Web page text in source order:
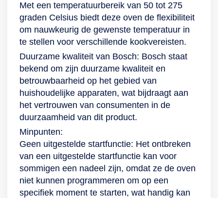
Met een temperatuurbereik van 50 tot 275
graden Celsius biedt deze oven de flexibiliteit
om nauwkeurig de gewenste temperatuur in
te stellen voor verschillende kookvereisten.
Duurzame kwaliteit van Bosch: Bosch staat
bekend om zijn duurzame kwaliteit en
betrouwbaarheid op het gebied van
huishoudelijke apparaten, wat bijdraagt aan
het vertrouwen van consumenten in de
duurzaamheid van dit product.
Minpunten:
Geen uitgestelde startfunctie: Het ontbreken
van een uitgestelde startfunctie kan voor
sommigen een nadeel zijn, omdat ze de oven
niet kunnen programmeren om op een
specifiek moment te starten, wat handig kan